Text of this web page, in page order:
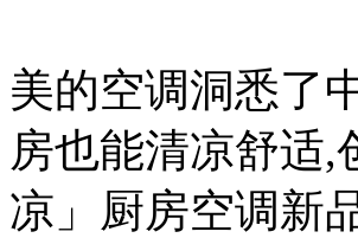
美的空调洞悉了
房也能清凉舒适,
凉」厨房空调新